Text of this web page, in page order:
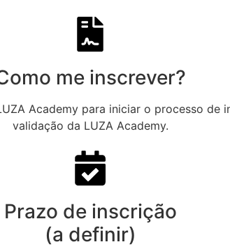
me inscrever?
Academy para iniciar o processo
validação da LUZA Academy.
Prazo de inscrição
(a definir)